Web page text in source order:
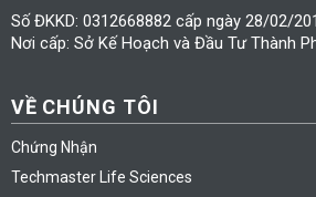
Số ĐKKD: 0312668882 cấp ngày 28/02/
Nơi cấp: Sở Kế Hoạch và Đầu Tư Thành
VỀ CHÚNG TÔI
Chứng Nhận
Techmaster Life Sciences